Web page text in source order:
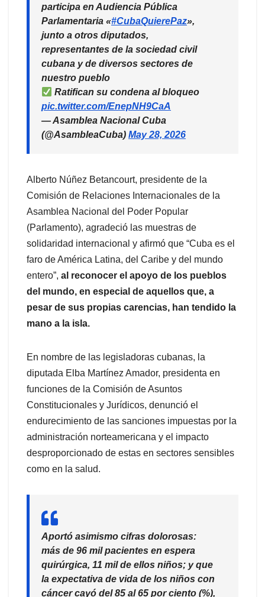
participa en Audiencia Pública
Parlamentaria «#CubaQuierePaz»,
junto a otros diputados,
representantes de la sociedad civil
cubana y de diversos sectores de
nuestro pueblo
Ratifican su condena al bloqueo
pic.twitter.com/EnepNH9CaA
— Asamblea Nacional Cuba
(@AsambleaCuba) May 28, 2026
Alberto Núñez Betancourt, presidente de la
Comisión de Relaciones Internacionales de la
Asamblea Nacional del Poder Popular
(Parlamento), agradeció las muestras de
solidaridad internacional y afirmó que “Cuba es el
faro de América Latina, del Caribe y del mundo
entero”, al reconocer el apoyo de los pueblos
del mundo, en especial de aquellos que, a
pesar de sus propias carencias, han tendido la
mano a la isla.
En nombre de las legisladoras cubanas, la
diputada Elba Martínez Amador, presidenta en
funciones de la Comisión de Asuntos
Constitucionales y Jurídicos, denunció el
endurecimiento de las sanciones impuestas por la
administración norteamericana y el impacto
desproporcionado de estas en sectores sensibles
como en la salud.
Aportó asimismo cifras dolorosas:
más de 96 mil pacientes en espera
quirúrgica, 11 mil de ellos niños; y que
la expectativa de vida de los niños con
cáncer cayó del 85 al 65 por ciento (%),